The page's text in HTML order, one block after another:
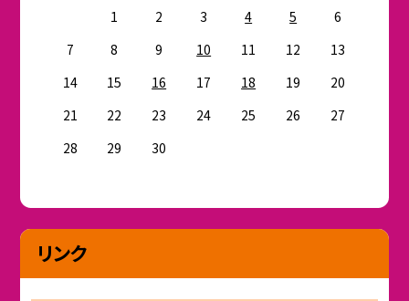
1 2 3 4 5
6
7
8 9 10 11 12
13
14
15 16 17 18 19
20
21
22 23 24 25 26
27
28
29 30
リンク